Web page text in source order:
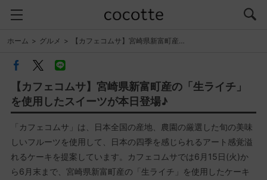
ホーム グルメ 【カフェコムサ】宮崎県新富町産…
【カフェコムサ】宮崎県新富町産の「生ライチ」
を使用したスイーツが本日登場♪
「カフェコムサ」は、日本全国の産地、農園の厳選した旬の美味
しいフルーツを使用して、日本の四季を感じられるアート感覚溢
れるケーキを提案しています。カフェコムサでは6月15日(火)か
ら6月末まで、宮崎県新富町産の「生ライチ」を使用したケーキ